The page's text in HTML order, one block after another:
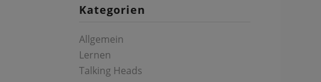
Kategorien
Allgemein
Lernen
Talking Heads